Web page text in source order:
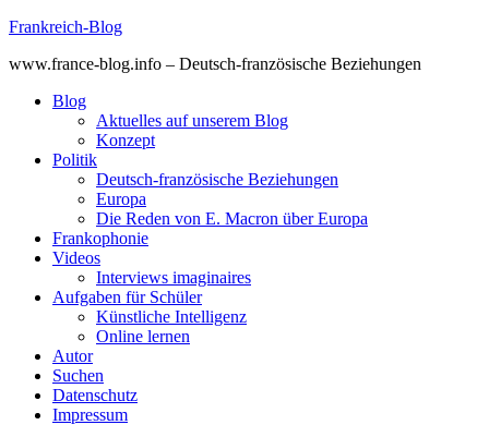
Skip
content
Frankreich-Blog
www.france-blog.info – Deutsch-französische Beziehungen
Blog
Aktuelles auf unserem Blog
Konzept
Politik
Deutsch-französische Beziehungen
Europa
Die Reden von E. Macron über Europa
Frankophonie
Videos
Interviews imaginaires
Aufgaben für Schüler
Künstliche Intelligenz
Online lernen
Autor
Suchen
Datenschutz
Impressum